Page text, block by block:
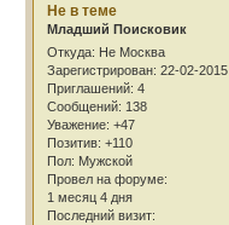
Не в теме
Младший Поисковик
Откуда: Не Москва
Зарегистрирован: 22-02-2015
Приглашений: 4
Сообщений: 138
Уважение: +47
Позитив: +110
Пол: Мужской
Провел на форуме:
1 месяц 4 дня
Последний визит: